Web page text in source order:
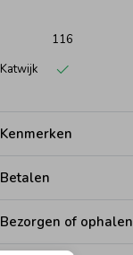
116
Katwijk
Kenmerken
Betalen
Bezorgen of ophalen